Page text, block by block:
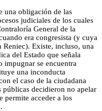
una obligación de las
judiciales de los cuales
General de la
era congresista (y cuya
Reniec). Existe, incluso, una
del Estado que señala
impugnar se encuentra
una inconducta
el caso de la ciudadana
públicas decidieron no apelar
permite acceder a los